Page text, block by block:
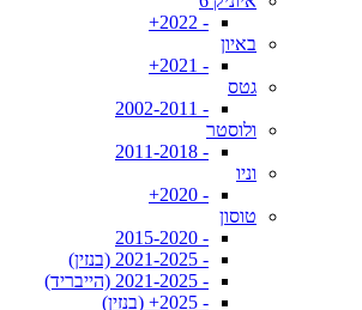
- 2022+
באיון
- 2021+
גטס
- 2002-2011
ולוסטר
- 2011-2018
וניו
- 2020+
טוסון
- 2015-2020
- 2021-2025 (בנזין)
- 2021-2025 (הייבריד)
- 2025+ (בנזין)